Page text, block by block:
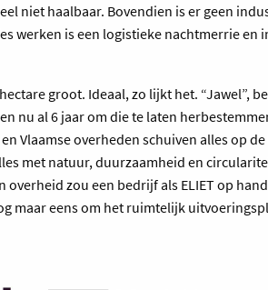
niet haalbaar. Bovendien is er geen
werken is een logistieke nachtmerrie en
groot. Ideaal, zo lijkt het. “Jawel”,
nu al 6 jaar om die te laten
Vlaamse overheden schuiven alles op de
met natuur, duurzaamheid en
zou een bedrijf als ELIET op
maar eens om het ruimtelijk